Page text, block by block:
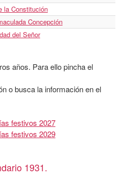
la Constitución
Concepción
del Señor
años. Para ello pincha el
o busca la información en el
festivos 2027
festivos 2029
1931.